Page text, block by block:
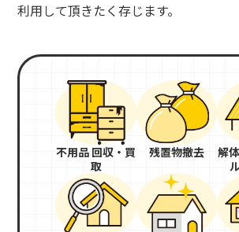
利用して頂きたく存じます。
不用品 回収・買
取
残置物撤去
解